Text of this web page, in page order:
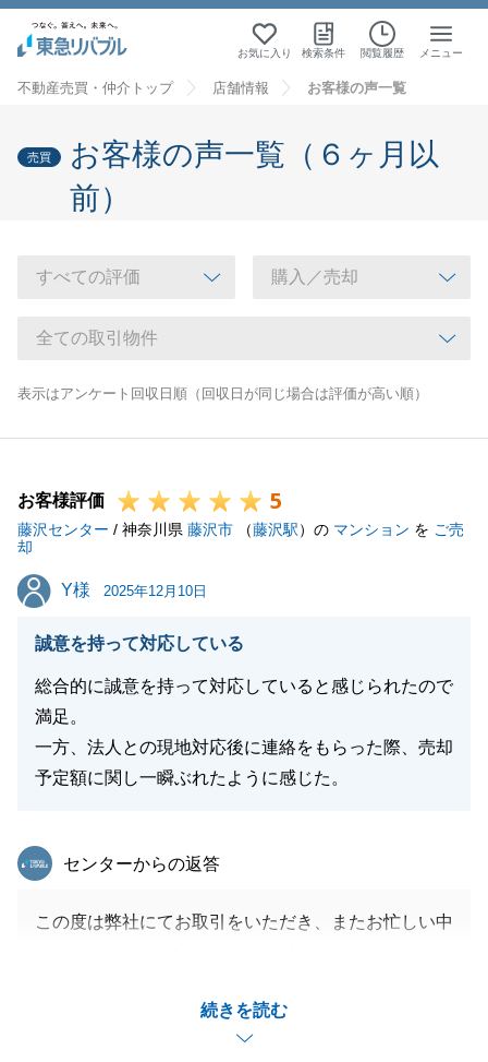
お気に入り 検索条件 閲覧履歴 メニュー
不動産売買・仲介トップ 店舗情報 お客様の声一覧
売買
お客様の声一覧（６ヶ月以
前）
表示はアンケート回収日順（回収日が同じ場合は評価が高い順）
お客様評価 5
藤沢センター / 神奈川県 藤沢市 （藤沢駅）の マンション を ご売
却
Y様
Y様 2025年12月10日
誠意を持って対応している
総合的に誠意を持って対応していると感じられたので
満足。
一方、法人との現地対応後に連絡をもらった際、売却
予定額に関し一瞬ぶれたように感じた。
続きを読む
東急リバブル
センターからの返答
この度は弊社にてお取引をいただき、またお忙しい中
Y様の大切な不動産のご売却を微力ながらお手伝いで
き、またお役に立てたこと大変光栄でございます。